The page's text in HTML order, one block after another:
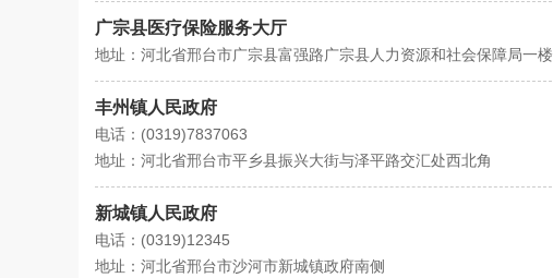
广宗县医疗保险服务大厅
地址：河北省邢台市广宗县富强路广宗县人力资源和社会保障局一楼
丰州镇人民政府
电话：(0319)7837063
地址：河北省邢台市平乡县振兴大街与泽平路交汇处西北角
新城镇人民政府
电话：(0319)12345
地址：河北省邢台市沙河市新城镇政府南侧